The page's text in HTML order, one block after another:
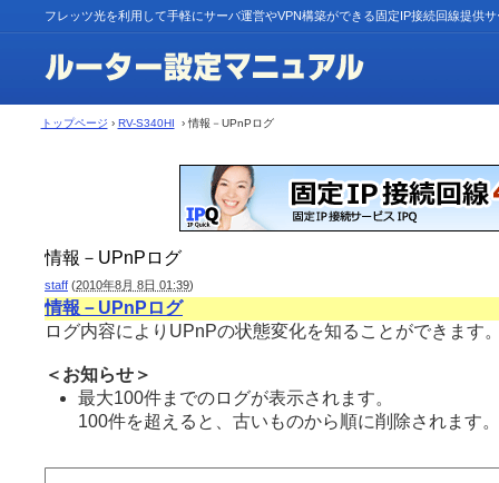
フレッツ光を利用して手軽にサーバ運営やVPN構築ができる固定IP接続回線提供
トップページ › RV-S340HI › 情報－UPnPログ
情報－UPnPログ
staff (2010年8月 8日 01:39)
情報－UPnPログ
ログ内容によりUPnPの状態変化を知ることができます
＜お知らせ＞
最大100件までのログが表示されます。
100件を超えると、古いものから順に削除されます。